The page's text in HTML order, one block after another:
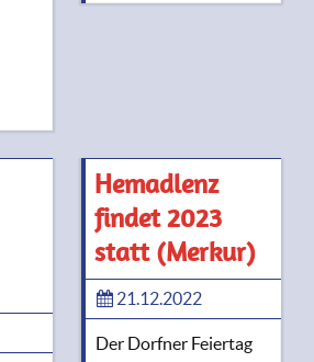
Hemadlenz
findet 2023
statt (Merkur)
21.12.2022
Der Dorfner Feiertag